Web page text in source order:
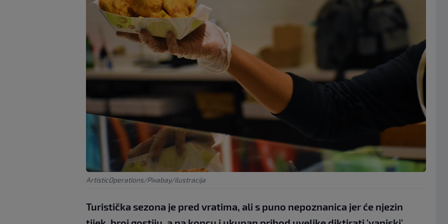
ArtisticOperations/Pixabay/ilustracija
Turistička sezona je pred vratima, ali s puno nepoznanica jer će njezin